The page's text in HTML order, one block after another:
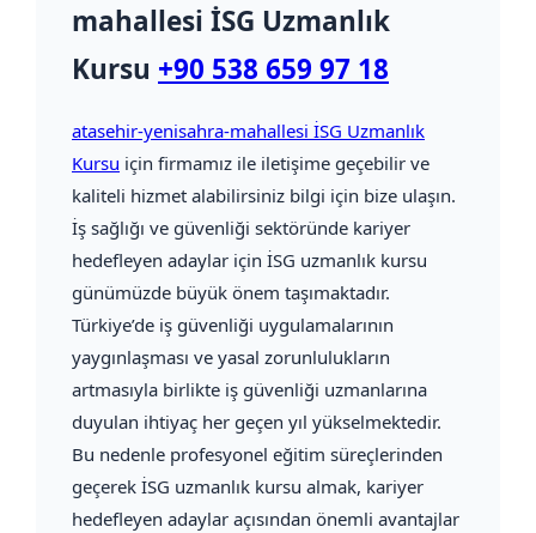
mahallesi İSG Uzmanlık
Kursu +90 538 659 97 18
atasehir-yenisahra-mahallesi İSG Uzmanlık
Kursu için firmamız ile iletişime geçebilir ve
kaliteli hizmet alabilirsiniz bilgi için bize ulaşın.
İş sağlığı ve güvenliği sektöründe kariyer
hedefleyen adaylar için İSG uzmanlık kursu
günümüzde büyük önem taşımaktadır.
Türkiye’de iş güvenliği uygulamalarının
yaygınlaşması ve yasal zorunlulukların
artmasıyla birlikte iş güvenliği uzmanlarına
duyulan ihtiyaç her geçen yıl yükselmektedir.
Bu nedenle profesyonel eğitim süreçlerinden
geçerek İSG uzmanlık kursu almak, kariyer
hedefleyen adaylar açısından önemli avantajlar